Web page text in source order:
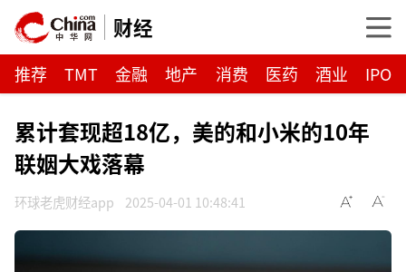
财经
推荐 TMT 金融 地产 消费 医药 酒业 IPO
累计套现超18亿，美的和小米的10年
联姻大戏落幕
环球老虎财经app 2025-04-01 10:48:41